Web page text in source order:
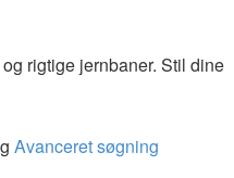
rigtige jernbaner. Stil dine
Avanceret søgning